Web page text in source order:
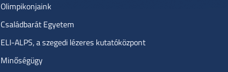
Olimpikonjaink
Családbarát Egyetem
ELI-ALPS, a szegedi lézeres kutatóközpont
Minőségügy